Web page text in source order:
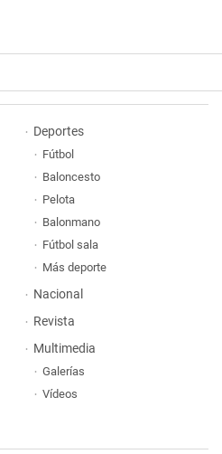
Deportes
Fútbol
Baloncesto
Pelota
Balonmano
Fútbol sala
Más deporte
Nacional
Revista
Multimedia
Galerías
Vídeos